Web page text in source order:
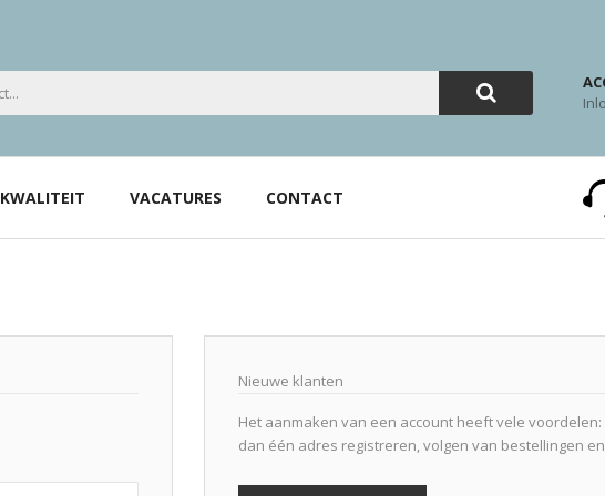
KWALITEIT VACATURES CONTACT
Nieuwe klanten
Het aanmaken van een account heeft vele
dan één adres registreren, volgen van bestellingen